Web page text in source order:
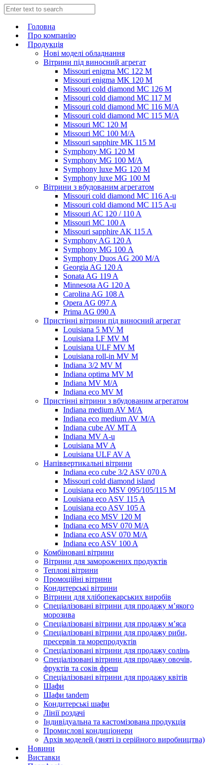
Головна
Про компанію
Продукція
Нові моделі обладнання
Вітрини під виносний агрегат
Missouri enigma MC 122 M
Missouri enigma MK 120 M
Missouri cold diamond MC 126 M
Missouri cold diamond MC 117 M
Missouri cold diamond MC 116 M/A
Missouri cold diamond MC 115 M/A
Missouri MC 120 M
Missouri MC 100 M/A
Missouri sapphire MK 115 M
Symphony MG 120 M
Symphony MG 100 M/А
Symphony luxe MG 120 M
Symphony luxe MG 100 M
Вітрини з вбудованим агрегатом
Missouri cold diamond MC 116 A-u
Missouri cold diamond MC 115 A-u
Missouri AC 120 / 110 A
Missouri MC 100 A
Missouri sapphire AK 115 A
Symphony AG 120 A
Symphony MG 100 А
Symphony Duos AG 200 M/A
Georgia AG 120 A
Sonata AG 119 A
Minnesota AG 120 A
Carolina AG 108 A
Opera AG 097 A
Prima AG 090 A
Пристінні вітрини під виносний агрегат
Louisiana 5 MV M
Louisiana LF MV M
Louisiana ULF MV M
Louisiana roll-in MV M
Indiana 3/2 MV M
Indiana optima MV M
Indiana MV M/A
Indiana eco MV M
Пристінні вітрини з вбудованим агрегатом
Indiana medium AV M/A
Indiana eco medium AV M/A
Indiana cube AV MT A
Indiana MV A-u
Louisiana MV A
Louisiana ULF AV A
Напіввертикальні вітрини
Indiana eco cube 3/2 ASV 070 A
Missouri cold diamond island
Louisiana eco MSV 095/105/115 M
Louisiana eco ASV 115 A
Louisiana eco ASV 105 A
Indiana eco MSV 120 M
Indiana eco MSV 070 M/A
Indiana eco ASV 070 M/A
Indiana eco ASV 100 A
Комбіновані вітрини
Вітрини для заморожених продуктів
Теплові вітрини
Промоційні вітрини
Кондитерські вітрини
Вітрини для хлібопекарських виробів
Спеціалізовані вітрини для продажу м’якого
морозива
Спеціалізовані вітрини для продажу м’яса
Спеціалізовані вітрини для продажу риби,
пресервів та морепродуктів
Спеціалізовані вітрини для продажу солінь
Спеціалізовані вітрини для продажу овочів,
фруктів та соків фреш
Спеціалізовані вітрини для продажу квітів
Шафи
Шафи tandem
Кондитерські шафи
Лінії роздачі
Індивідуальна та кастомізована продукція
Промислові кондиціонери
Архів моделей (зняті із серійного виробництва)
Новини
Виставки